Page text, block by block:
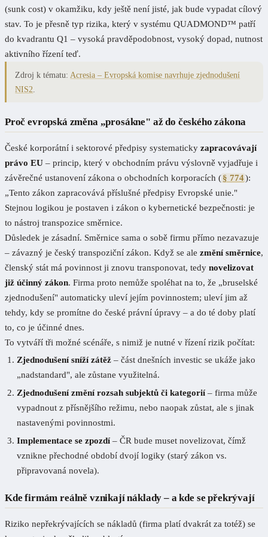
(sunk cost) v okamžiku, kdy ještě není jisté, jak bude vypadat cílový
stav. To je přesně typ rizika, který v systému QUADMOND™ patří
do kvadrantu Q1 – vysoká pravděpodobnost, vysoký dopad, nutnost
aktivního řízení teď.
Zdroj k tématu: Acresia – Evropská komise navrhuje zjednodušení
NIS2
Proč evropská změna „prosákne" až do českého zákona
České korporátní i sektorové předpisy systematicky zapracovávají
právo EU – princip, který v obchodním právu výslovně vyjadřuje i
závěrečné ustanovení zákona o obchodních korporacích (§ 774):
„Tento zákon zapracovává příslušné předpisy Evropské unie."
Stejnou logikou je postaven i zákon o kybernetické bezpečnosti: je
to nástroj transpozice směrnice.
Důsledek je zásadní. Směrnice sama o sobě firmu přímo nezavazuje
– závazný je český transpoziční zákon. Když se ale změní směrnice,
členský stát má povinnost ji znovu transponovat, tedy novelizovat
již účinný zákon. Firma proto nemůže spoléhat na to, že „bruselské
zjednodušení" automaticky uleví jejím povinnostem; uleví jim až
tehdy, kdy se promítne do české právní úpravy – a do té doby platí
to, co je účinné dnes.
To vytváří tři možné scénáře, s nimiž je nutné v řízení rizik počítat:
Zjednodušení sníží zátěž – část dnešních investic se ukáže jako
„nadstandard", ale zůstane využitelná.
Zjednodušení změní rozsah subjektů či kategorií– firma může
vypadnout z přísnějšího režimu, nebo naopak zůstat, ale s jinak
nastavenými povinnostmi.
Implementace se zpozdí– ČR bude muset novelizovat, čímž
vznikne přechodné období dvojí logiky (starý zákon vs.
připravovaná novela).
Kde firmám reálně vznikají náklady – a kde se překrývají
Riziko nepřekrývajících se nákladů (firma platí dvakrát za totéž) se